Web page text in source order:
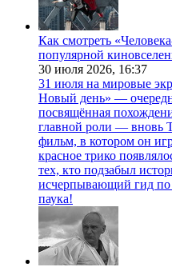
Как смотреть
популярной
30 июля 2026, 16:37
31 июля на мировые
Новый день» —
посвящённая
главной роли — вновь
фильм, в котором он
красное трико
тех, кто подзабыл
исчерпывающий гид по
паука!